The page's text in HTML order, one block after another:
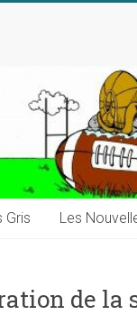
Gris Les
de la